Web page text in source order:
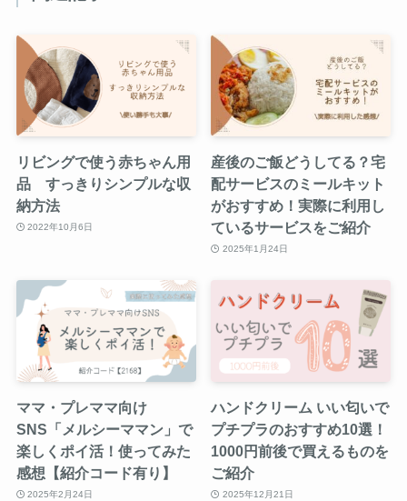
リビングで使う赤ちゃん用
品 すっきりシンプルな収
納方法
2022年10月6日
産後のご飯どうしてる？宅
配サービスのミールキット
がおすすめ！実際に利用し
ているサービスをご紹介
2025年1月24日
ママ・プレママ向け
SNS「メルシーママン」で
楽しくポイ活！使ってみた
感想【紹介コード有り】
2025年2月24日
ハンドクリーム いい匂いで
プチプラのおすすめ10選！
1000円前後で買えるものを
ご紹介
2025年12月21日